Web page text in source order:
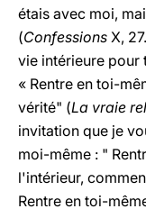
étais avec moi,
(Confessions X,
vie intérieure pour
« Rentre en toi-
vérité" (La vraie
invitation que je
moi-même : "
l'intérieur,
Rentre en toi-